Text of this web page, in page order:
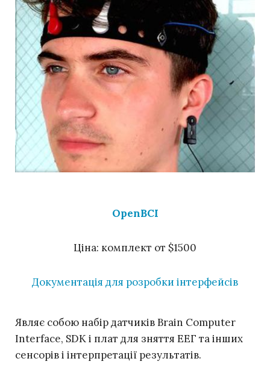
OpenBCI
Ціна: комплект от $1500
Документація для розробки інтерфейсів
Являє собою набір датчиків Brain Computer
Interface, SDK і плат для зняття ЕЕГ та інших
сенсорів і інтерпретації результатів.